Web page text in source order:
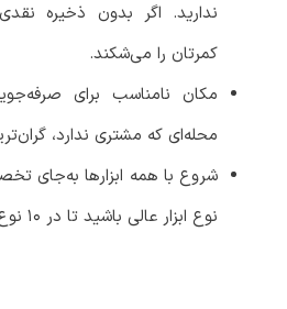
ندارید. اگر بدون ذخیره نقدی
کمرتان را میشکند.
مکان نامناسب برای صرفه
محلهای که مشتری ندارد، گران
شروع با همه ابزارها بهجای
نوع ابزار عالی باشید تا در ۱۰